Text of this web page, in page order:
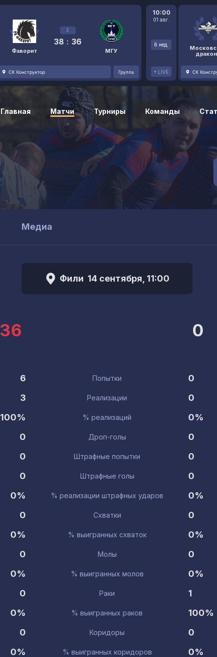
Фаворит
2
38 : 36
МГУ
СК Конструктор Группа
10:00
01 авг.
6 нед.
LIVE СК
Главная Матчи Турниры Команды
Медиа
Фили 14 сентября, 11:00
36 0
6 Попытки
0
3
Реализации
0
100%
% реализаций
0%
0
Дроп-голы
0
0
Штрафные попытки
0
0
Штрафные голы
0
0%
% реализации штрафных ударов
0%
0
Схватки
0
0%
% выигранных схваток
0%
0
Молы
0
0%
% выигранных молов
0%
0
Раки
1
0%
% выигранных раков
100%
0
Коридоры
0
0%
% выигранных коридоров 0%